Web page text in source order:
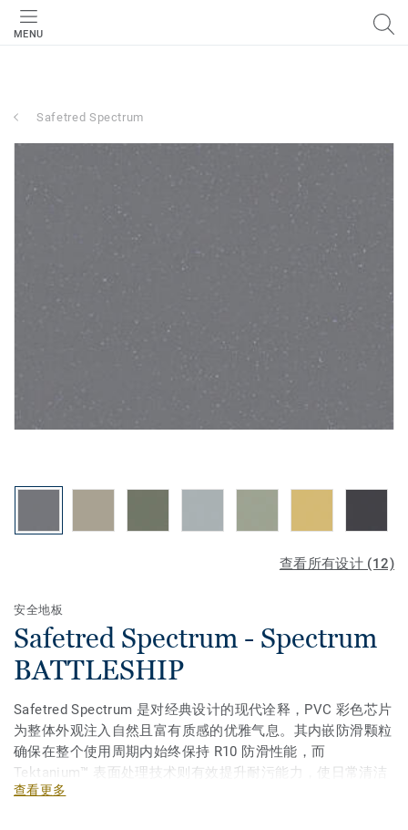
MENU
Safetred Spectrum
查看所有设计 (12)
安全地板
Safetred Spectrum - Spectrum
BATTLESHIP
Safetred Spectrum 是对经典设计的现代诠释，PVC 彩色芯片
为整体外观注入自然且富有质感的优雅气息。其内嵌防滑颗粒
确保在整个使用周期内始终保持 R10 防滑性能，而
Tektanium™ 表面处理技术则有效提升耐污能力，使日常清洁
与维护更加轻松便捷。
查看更多